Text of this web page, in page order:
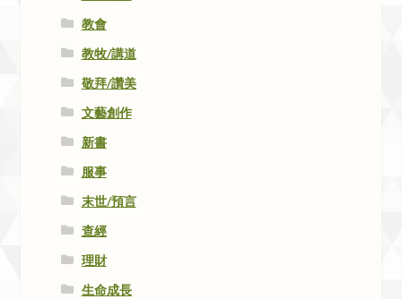
教會
教牧/講道
敬拜/讚美
文藝創作
新書
服事
末世/預言
查經
理財
生命成長